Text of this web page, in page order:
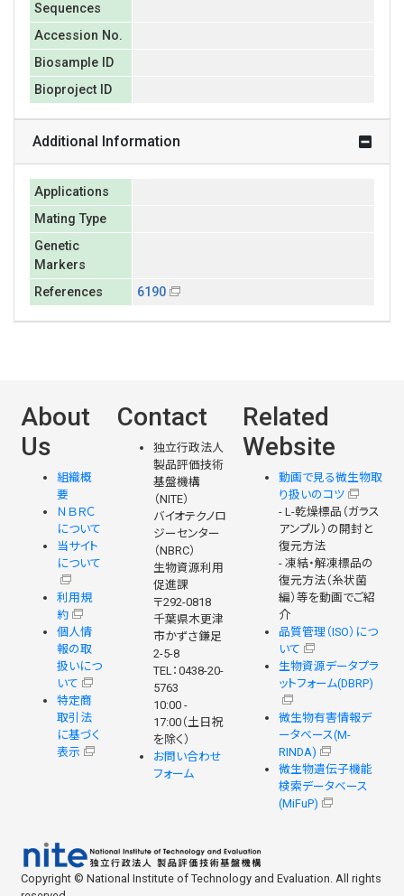
Sequences
Accession No.
Biosample ID
Bioproject ID
Additional Information
Applications
Mating Type
Genetic
Markers
References
6190
About
Us
組織概
要
ＮＢＲＣ
について
当サイト
について
利用規
約
個人情
報の取
扱いにつ
いて
特定商
取引法
に基づく
表示
Contact
独立行政法人
製品評価技術
基盤機構
（NITE）
バイオテクノロ
ジーセンター
（NBRC）
生物資源利用
促進課
〒292-0818
千葉県木更津
市かずさ鎌足
2-5-8
TEL：0438-20-
5763
10:00 -
17:00（土日祝
を除く）
お問い合わせ
フォーム
Related
Website
動画で見る微生物取
り扱いのコツ
- L-乾燥標品（ガラス
アンプル）の開封と
復元方法
- 凍結・解凍標品の
復元方法（糸状菌
編）等を動画でご紹
介
品質管理（ISO）につ
いて
生物資源データプラ
ットフォーム(DBRP)
微生物有害情報デ
ータベース(M-
RINDA)
微生物遺伝子機能
検索データベース
(MiFuP)
Copyright © National Institute of Technology and Evaluation. All rights